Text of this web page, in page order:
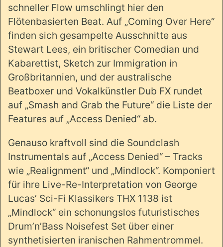
schneller Flow umschlingt hier den
Flötenbasierten Beat. Auf „Coming Over Here“
finden sich gesampelte Ausschnitte aus
Stewart Lees, ein britischer Comedian und
Kabarettist, Sketch zur Immigration in
Großbritannien, und der australische
Beatboxer und Vokalkünstler Dub FX rundet
auf „Smash and Grab the Future“ die Liste der
Features auf „Access Denied“ ab.
Genauso kraftvoll sind die Soundclash
Instrumentals auf „Access Denied“ – Tracks
wie „Realignment“ und „Mindlock“. Komponiert
für ihre Live-Re-Interpretation von George
Lucas’ Sci-Fi Klassikers THX 1138 ist
„Mindlock“ ein schonungslos futuristisches
Drum’n’Bass Noisefest Set über einer
synthetisierten iranischen Rahmentrommel.